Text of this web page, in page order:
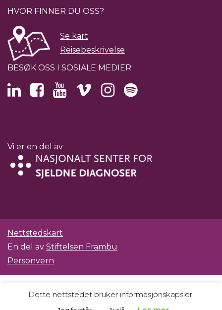
HVOR FINNER DU OSS?
Se kart
Reisebeskrivelse
BESØK OSS I SOSIALE MEDIER:
Vi er en del av
Nettstedskart
En del av Stiftelsen Frambu
Personvern
Dette nettstedet bruker informasjonskapsler.